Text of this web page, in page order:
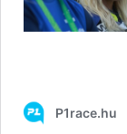
P1race.hu